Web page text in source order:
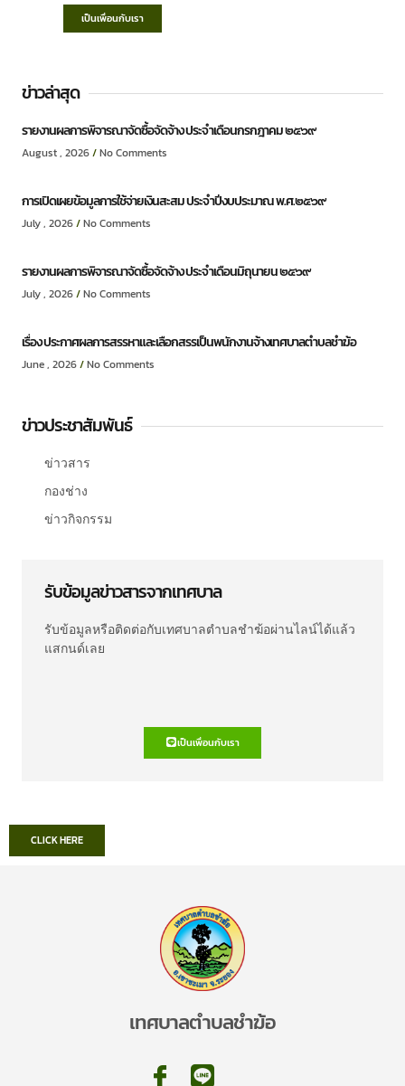
เป็นเพื่อนกับเรา
ข่าวล่าสุด
รายงานผลการพิจารณาจัดซื้อจัดจ้าง ประจำเดือนกรกฎาคม ๒๕๖๙
August , 2026 No Comments
การเปิดเผยข้อมูลการใช้จ่ายเงินสะสม ประจำปีงบประมาณ พ.ศ.๒๕๖๙
July , 2026 No Comments
รายงานผลการพิจารณาจัดซื้อจัดจ้าง ประจำเดือนมิถุนายน ๒๕๖๙
July , 2026 No Comments
เรื่อง ประกาศผลการสรรหาและเลือกสรรเป็นพนักงานจ้างเทศบาลตำบลชำฆ้อ
June , 2026 No Comments
ข่าวประชาสัมพันธ์
ข่าวสาร
กองช่าง
ข่าวกิจกรรม
รับข้อมูลข่าวสารจากเทศบาล
รับข้อมูลหรือติดต่อกับเทศบาลตำบลชำฆ้อผ่านไลน์ได้แล้ว
แสกนด์เลย
เป็นเพื่อนกับเรา
CLICK HERE
เทศบาลตำบลชำฆ้อ